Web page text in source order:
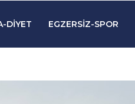
DIYET EGZERSIZ-SPOR